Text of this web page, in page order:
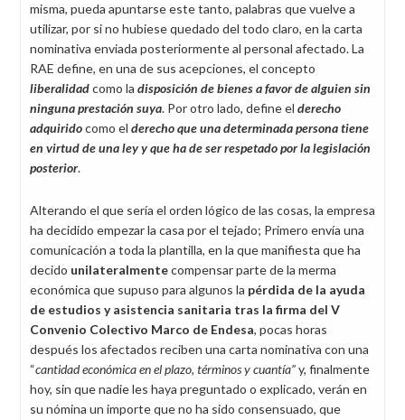
misma, pueda apuntarse este tanto, palabras que vuelve a
utilizar, por si no hubiese quedado del todo claro, en la carta
nominativa enviada posteriormente al personal afectado. La
RAE define, en una de sus acepciones, el concepto
liberalidadcomo la disposición de bienes a favor de alguien sin
ninguna prestación suya. Por otro lado, define el derecho
adquiridocomo el derecho que una determinada persona tiene
en virtud de una ley y que ha de ser respetado por la legislación
posterior.
Alterando el que sería el orden lógico de las cosas, la empresa
ha decidido empezar la casa por el tejado; Primero envía una
comunicación a toda la plantilla, en la que manifiesta que ha
decido unilateralmentecompensar parte de la merma
económica que supuso para algunos la pérdida de la ayuda
de estudios y asistencia sanitaria tras la firma del V
Convenio Colectivo Marco de Endesa, pocas horas
después los afectados reciben una carta nominativa con una
“cantidad económica en el plazo, términos y cuantía”y, finalmente
hoy, sin que nadie les haya preguntado o explicado, verán en
su nómina un importe que no ha sido consensuado, que